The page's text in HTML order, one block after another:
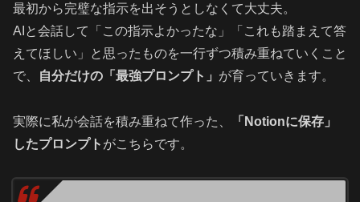
最初から完璧な指示を出そうとしなくて大丈夫。
AIと会話して「この指示よかったな」「これも踏まえて答
えてほしい」と思ったものを一行ずつ積み重ねていくこと
で、
自分だけの「最強プロンプト」 が育っていきます。
実際に私が会話を積み重ねて作った、
「Notionに保存」
したプロンプト がこちらです。